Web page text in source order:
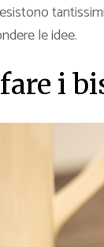
le idee.
i